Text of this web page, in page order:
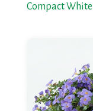
Compact White